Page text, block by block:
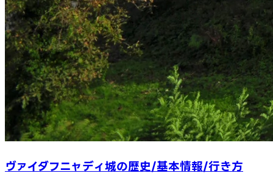
ヴァイダフニャディ城の歴史/基本情報/行き方